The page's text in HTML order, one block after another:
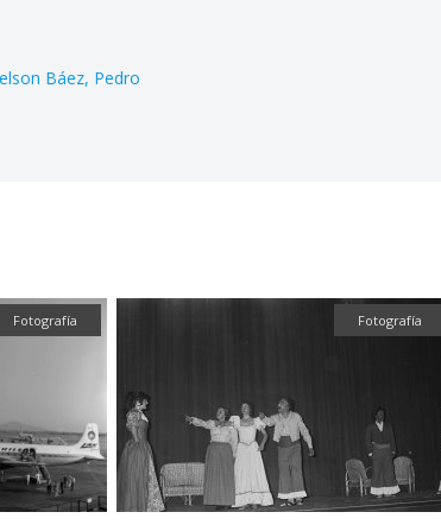
Báez Pedro
Fotografía Fotografía